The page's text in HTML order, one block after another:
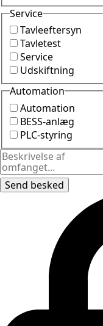
Service
Tavleeftersyn
Tavletest
Service
Udskiftning
Automation
Automation
BESS-anlæg
PLC-styring
Send besked